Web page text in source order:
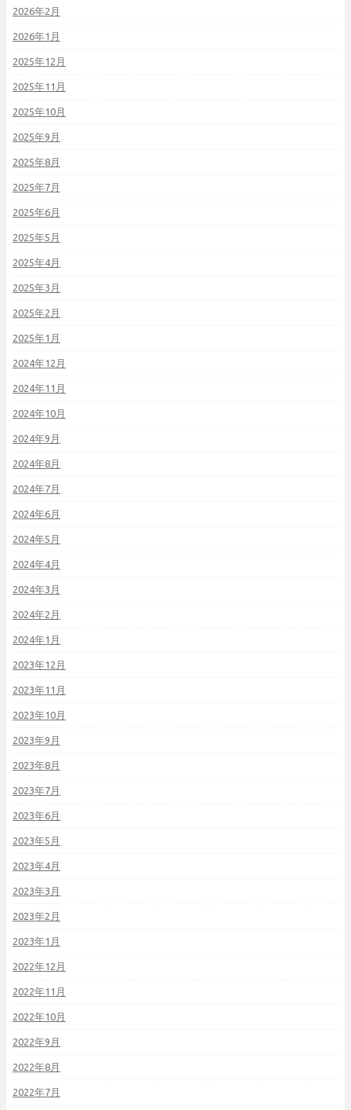
2026年2月
2026年1月
2025年12月
2025年11月
2025年10月
2025年9月
2025年8月
2025年7月
2025年6月
2025年5月
2025年4月
2025年3月
2025年2月
2025年1月
2024年12月
2024年11月
2024年10月
2024年9月
2024年8月
2024年7月
2024年6月
2024年5月
2024年4月
2024年3月
2024年2月
2024年1月
2023年12月
2023年11月
2023年10月
2023年9月
2023年8月
2023年7月
2023年6月
2023年5月
2023年4月
2023年3月
2023年2月
2023年1月
2022年12月
2022年11月
2022年10月
2022年9月
2022年8月
2022年7月